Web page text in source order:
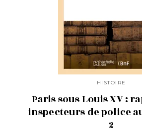
HISTOIRE
Paris sous Louis XV :
inspecteurs de police
2